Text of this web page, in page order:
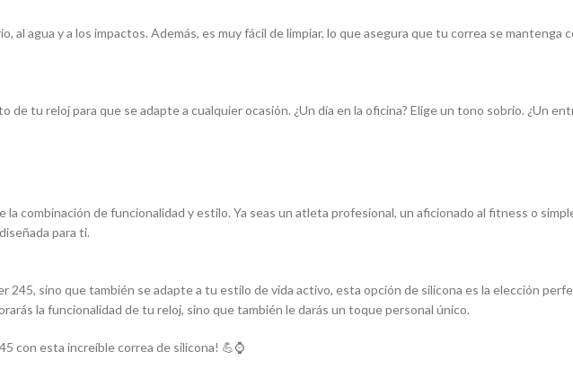
agua y a los impactos. Además, es muy fácil de limpiar, lo que asegura que tu correa se mantenga
de tu reloj para que se adapte a cualquier ocasión. ¿Un día en la oficina? Elige un tono sobrio. ¿Un
combinación de funcionalidad y estilo. Ya seas un atleta profesional, un aficionado al fitness o
para ti.
245, sino que también se adapte a tu estilo de vida activo, esta opción de silicona es la elección
la funcionalidad de tu reloj, sino que también le darás un toque personal único.
con esta increíble correa de silicona! 💪⌚